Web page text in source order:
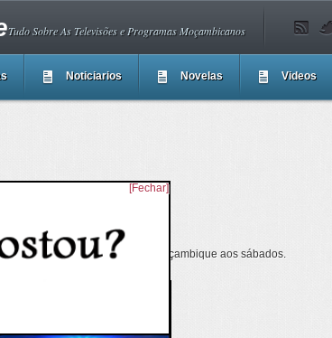
Tudo Sobre As Televisões e Programas Moçambicanos
Noticiarios Novelas Videos
[Fechar]
exibido na televisão de Moçambique aos sábados.